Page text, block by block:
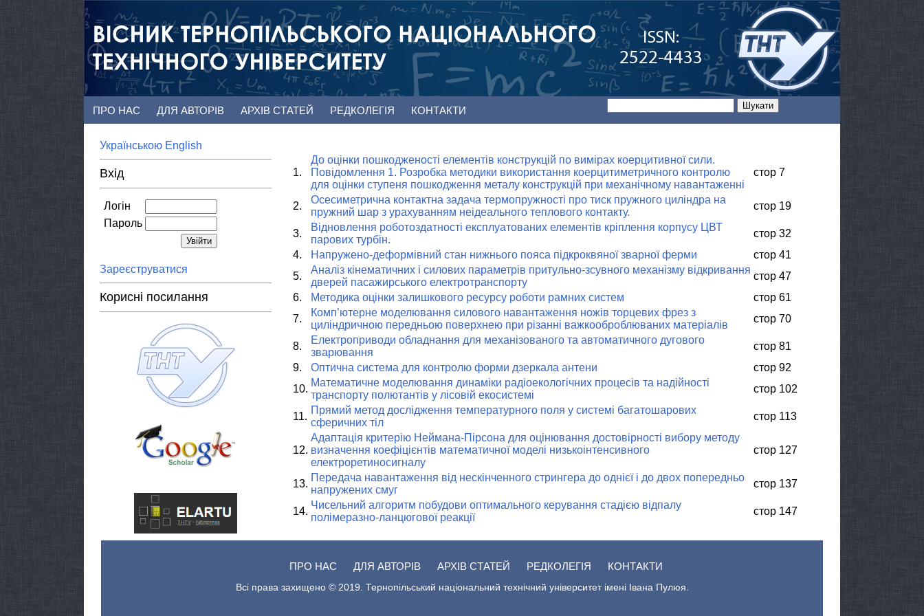
ПРО НАС ДЛЯ АВТОРІВ АРХІВ СТАТЕЙ РЕДКОЛЕГІЯ КОНТАКТИ
Українською English
Вхід
Логін
Пароль
Зареєструватися
Корисні посилання
1.
До оцінки пошкодженості елементів конструкцій по вимірах коерцитивної сили.
Повідомлення 1. Розробка методики використання коерцитиметричного контролю
для оцінки ступеня пошкодження металу конструкцій при механічному навантаженні
стор 7
2.
Осесиметрична контактна задача термопружності про тиск пружного циліндра на
пружний шар з урахуванням неідеального теплового контакту.
стор 19
3.
Відновлення роботоздатності експлуатованих елементів кріплення корпусу ЦВТ
парових турбін.
стор 32
4.
Напружено-деформівний стан нижнього пояса підкроквяної зварної ферми
стор 41
5.
Аналіз кінематичних і силових параметрів притульно-зсувного механізму відкривання
дверей пасажирського електротранспорту
стор 47
6.
Методика оцінки залишкового ресурсу роботи рамних систем
стор 61
7.
Комп’ютерне моделювання силового навантаження ножів торцевих фрез з
циліндричною передньою поверхнею при різанні важкооброблюваних матеріалів
стор 70
8.
Електроприводи обладнання для механізованого та автоматичного дугового
зварювання
стор 81
9.
Оптична система для контролю форми дзеркала антени
стор 92
10.
Математичне моделювання динаміки радіоекологічних процесів та надійності
транспорту полютантів у лісовій екосистемі
стор 102
11.
Прямий метод дослідження температурного поля у системі багатошарових
сферичних тіл
стор 113
12.
Адаптація критерію Неймана-Пірсона для оцінювання достовірності вибору методу
визначення коефіцієнтів математичної моделі низькоінтенсивного
електроретиносигналу
стор 127
13.
Передача навантаження від нескінченного стрингера до однієї і до двох попередньо
напружених смуг
стор 137
14.
Чисельний алгоритм побудови оптимального керування стадією відпалу
полімеразно-ланцюгової реакції
стор 147
ПРО НАС ДЛЯ АВТОРІВ АРХІВ СТАТЕЙ РЕДКОЛЕГІЯ КОНТАКТИ
Всі права захищено © 2019. Тернопільський національний технічний університет імені Івана Пулюя.